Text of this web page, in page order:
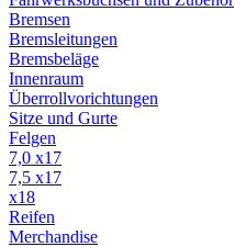
Bremsen
Bremsleitungen
Bremsbeläge
Innenraum
Überrollvorichtungen
Sitze und Gurte
Felgen
7,0 x17
7,5 x17
x18
Reifen
Merchandise